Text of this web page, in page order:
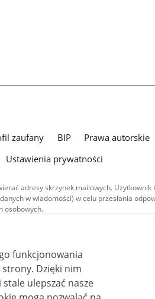
zaufany BIP Prawa autorskie
Ustawienia prywatności
adresy skrzynek mailowych.
w wiadomości) w celu przesłania
osobowych.
(z wyłączeniem treści audiowizualnych), są
Commons: uznanie autorstwa - na tych
audiowizualne, w tym zdjęcia, materiały
Commons: uznanie autorstwa użycie
ND 4.0), o ile nie jest to stwierdzone inaczej.
funkcjonowania
nim
ulepszać nasze